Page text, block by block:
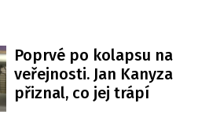
Poprvé po kolapsu na
veřejnosti. Jan Kanyza
přiznal, co jej trápí